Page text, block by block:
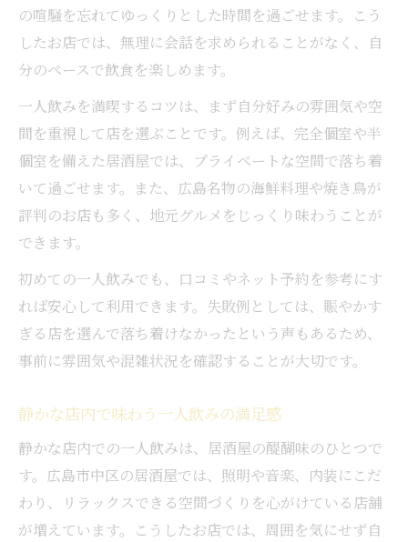
の喧騒を忘れてゆっくりとした時間を過ごせます。こう
したお店では、無理に会話を求められることがなく、自
分のペースで飲食を楽しめます。
一人飲みを満喫するコツは、まず自分好みの雰囲気や空
間を重視して店を選ぶことです。例えば、完全個室や半
個室を備えた居酒屋では、プライベートな空間で落ち着
いて過ごせます。また、広島名物の海鮮料理や焼き鳥が
評判のお店も多く、地元グルメをじっくり味わうことが
できます。
初めての一人飲みでも、口コミやネット予約を参考にす
れば安心して利用できます。失敗例としては、賑やかす
ぎる店を選んで落ち着けなかったという声もあるため、
事前に雰囲気や混雑状況を確認することが大切です。
静かな店内で味わう一人飲みの満足感
静かな店内での一人飲みは、居酒屋の醍醐味のひとつで
す。広島市中区の居酒屋では、照明や音楽、内装にこだ
わり、リラックスできる空間づくりを心がけている店舗
が増えています。こうしたお店では、周囲を気にせず自